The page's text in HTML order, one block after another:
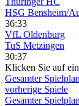
HSG Bensheim/
36:33
VfL Oldenburg
TuS Metzingen
30:37
Klicken Sie auf
Gesamter Spielplan
vorherige Spiele
Gesamter Spielplan